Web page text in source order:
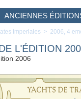
ANCIENNES
imperiales > 2006, 4
L'ÉDITION
2006